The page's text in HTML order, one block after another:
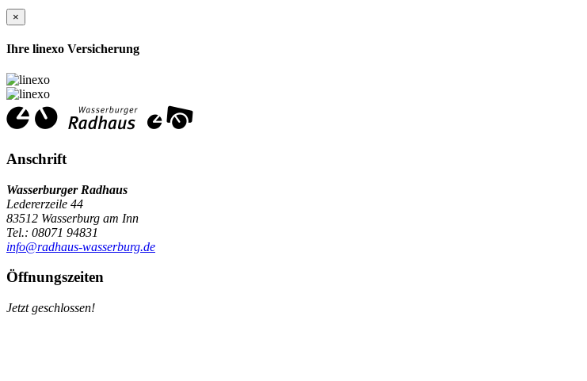
×
Ihre linexo Versicherung
Anschrift
Wasserburger Radhaus
Ledererzeile 44
83512 Wasserburg am Inn
Tel.: 08071 94831
info@radhaus-wasserburg.de
Öffnungszeiten
Jetzt geschlossen!